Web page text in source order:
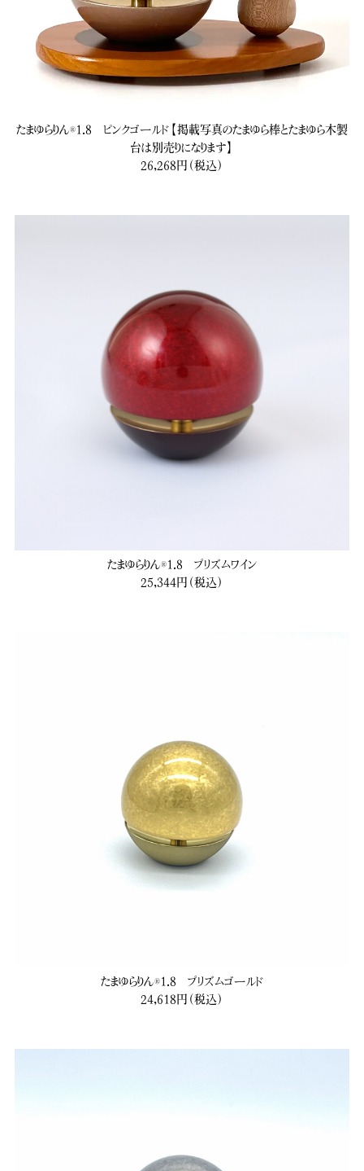
たまゆらりん®1.8 ピンクゴールド【掲載写真のたまゆら棒とたまゆら木製
台は別売りになります】
26,268円（税込）
たまゆらりん®1.8 プリズムワイン
25,344円（税込）
たまゆらりん®1.8 プリズムゴールド
24,618円（税込）